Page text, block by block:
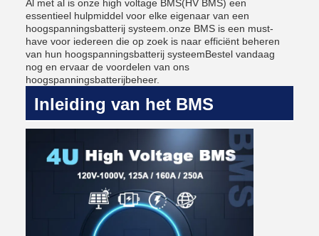
Al met al is onze high voltage BMS(HV BMS) een
essentieel hulpmiddel voor elke eigenaar van een
hoogspanningsbatterij systeem.onze BMS is een must-
have voor iedereen die op zoek is naar efficiënt beheren
van hun hoogspanningsbatterij systeemBestel vandaag
nog en ervaar de voordelen van ons
hoogspanningsbatterijbeheer.
Inleiding van het BMS